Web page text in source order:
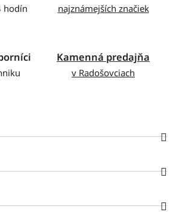
hodín najznámejších značiek
Kamenná predajňa
v Radošovciach